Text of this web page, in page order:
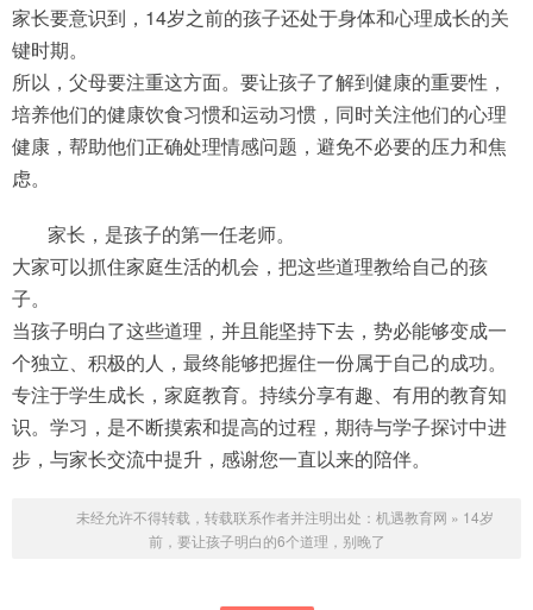
家长要意识到，14岁之前的孩子还处于身体和心理成长的关
键时期。
所以，父母要注重这方面。要让孩子了解到健康的重要性，
培养他们的健康饮食习惯和运动习惯，同时关注他们的心理
健康，帮助他们正确处理情感问题，避免不必要的压力和焦
虑。
家长，是孩子的第一任老师。
大家可以抓住家庭生活的机会，把这些道理教给自己的孩
子。
当孩子明白了这些道理，并且能坚持下去，势必能够变成一
个独立、积极的人，最终能够把握住一份属于自己的成功。
专注于学生成长，家庭教育。持续分享有趣、有用的教育知
识。学习，是不断摸索和提高的过程，期待与学子探讨中进
步，与家长交流中提升，感谢您一直以来的陪伴。
未经允许不得转载，转载联系作者并注明出处： 机遇教育网 » 14岁
前，要让孩子明白的6个道理，别晚了